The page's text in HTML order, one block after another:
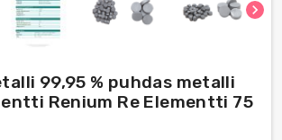
chevron_right
99,95 % puhdas metalli
Renium Re Elementti 75